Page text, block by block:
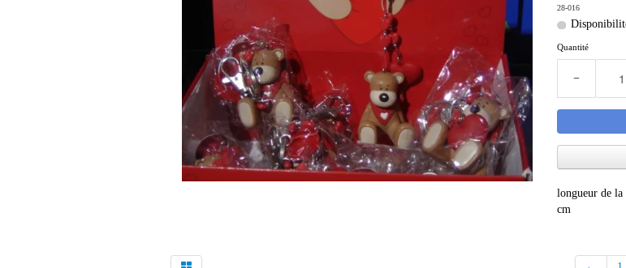
28-016
Quantité
−
longueur de la
cm